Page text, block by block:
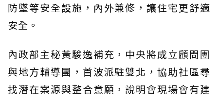
防墜等安全設施，內外兼修，讓住宅更舒適
安全。
內政部主秘黃駿逸補充，中央將成立顧問團
與地方輔導團，首波派駐雙北，協助社區尋
找潛在案源與整合意願，說明會現場會有建